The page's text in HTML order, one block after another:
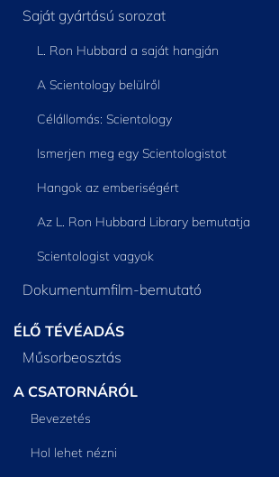
Saját gyártású sorozat
L. Ron Hubbard a saját hangján
A Scientology belülről
Célállomás: Scientology
Ismerjen meg egy Scientologistot
Hangok az emberiségért
Az L. Ron Hubbard Library bemutatja
Scientologist vagyok
Dokumentumfilm-bemutató
ÉLŐ TÉVÉADÁS
Műsorbeosztás
A CSATORNÁRÓL
Bevezetés
Hol lehet nézni